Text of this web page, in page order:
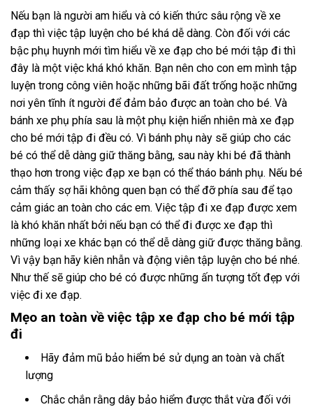
Nếu bạn là người am hiểu và có kiến thức sâu rộng về xe
đạp thì việc tập luyện cho bé khá dễ dàng. Còn đối với các
bậc phụ huynh mới tìm hiểu về xe đạp cho bé mới tập đi thì
đây là một việc khá khó khăn. Bạn nên cho con em mình tập
luyện trong công viên hoặc những bãi đất trống hoặc những
nơi yên tĩnh ít người để đảm bảo được an toàn cho bé. Và
bánh xe phụ phía sau là một phụ kiện hiển nhiên mà xe đạp
cho bé mới tập đi đều có. Vì bánh phụ này sẽ giúp cho các
bé có thể dễ dàng giữ thăng bằng, sau này khi bé đã thành
thạo hơn trong việc đạp xe bạn có thể tháo bánh phụ. Nếu bé
cảm thấy sợ hãi không quen bạn có thể đỡ phía sau để tạo
cảm giác an toàn cho các em. Việc tập đi xe đạp được xem
là khó khăn nhất bởi nếu bạn có thể đi được xe đạp thì
những loại xe khác bạn có thể dễ dàng giữ được thăng bằng.
Vì vậy bạn hãy kiên nhẫn và động viên tập luyện cho bé nhé.
Như thế sẽ giúp cho bé có được những ấn tượng tốt đẹp với
việc đi xe đạp.
Mẹo an toàn về việc tập xe đạp cho bé mới tập
đi
Hãy đảm mũ bảo hiểm bé sử dụng an toàn và chất
lượng
Chắc chắn rằng dây bảo hiểm được thắt vừa đối với